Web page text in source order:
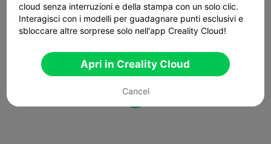
cloud senza interruzioni e della stampa con un solo clic.
Interagisci con i modelli per guadagnare punti esclusivi e
sbloccare altre sorprese solo nell'app Creality Cloud!
Apri in Creality Cloud
Cancel